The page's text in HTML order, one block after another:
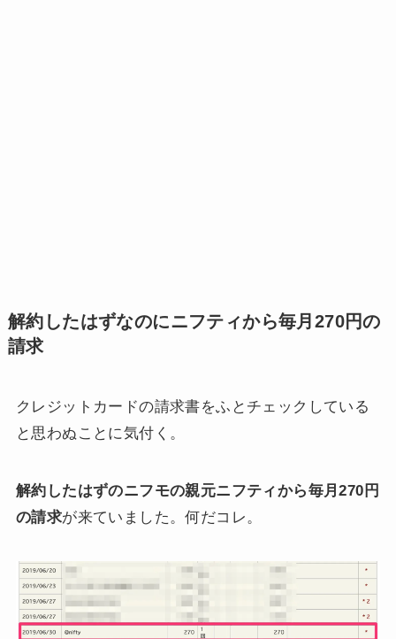
解約したはずなのにニフティから毎月270円の
請求
クレジットカードの請求書をふとチェックしている
と思わぬことに気付く。
解約したはずのニフモの親元ニフティから毎月270円
の請求が来ていました。何だコレ。